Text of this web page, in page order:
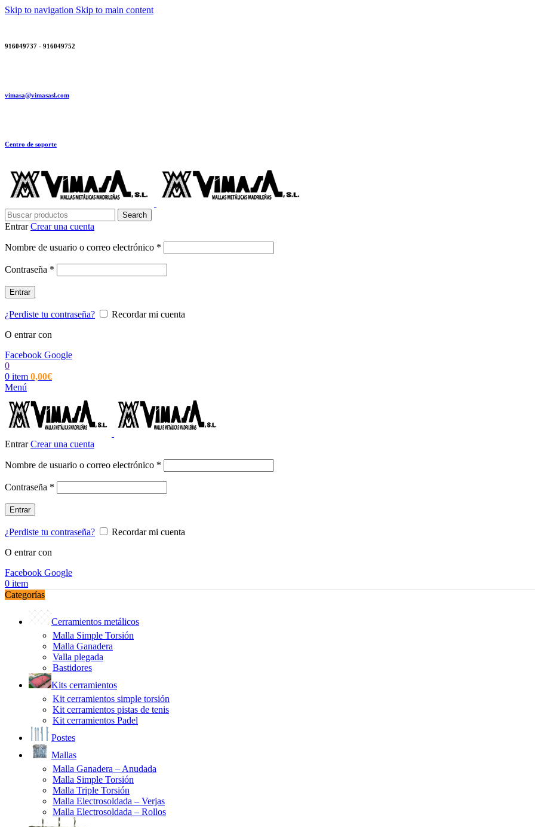
Skip to navigation Skip to main content
916049737 - 916049752
vimasa@vimasasl.com
Centro de soporte
Search
EntrarCrear una cuenta
Nombre de usuario o correo electrónico *
Contraseña *
Entrar
¿Perdiste tu contraseña?
Recordar mi cuenta
O entrar con
Facebook Google
0
0 item 0,00€
Menú
EntrarCrear una cuenta
Nombre de usuario o correo electrónico *
Contraseña *
Entrar
¿Perdiste tu contraseña?
Recordar mi cuenta
O entrar con
Facebook Google
0 item
Categorías
Cerramientos metálicos
Malla Simple Torsión
Malla Ganadera
Valla plegada
Bastidores
Kits cerramientos
Kit cerramientos simple torsión
Kit cerramientos pistas de tenis
Kit cerramientos Padel
Postes
Mallas
Malla Ganadera – Anudada
Malla Simple Torsión
Malla Triple Torsión
Malla Electrosoldada – Verjas
Malla Electrosoldada – Rollos